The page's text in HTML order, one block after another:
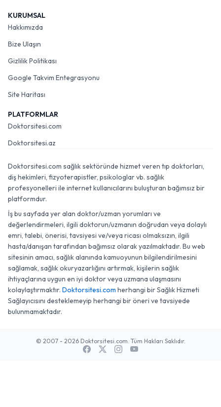
KURUMSAL
Hakkımızda
Bize Ulaşın
Gizlilik Politikası
Google Takvim Entegrasyonu
Site Haritası
PLATFORMLAR
Doktorsitesi.com
Doktorsitesi.az
Doktorsitesi.com sağlık sektöründe hizmet veren tıp doktorları,
diş hekimleri, fizyoterapistler, psikologlar vb. sağlık
profesyonelleri ile internet kullanıcılarını buluşturan bağımsız bir
platformdur.
İş bu sayfada yer alan doktor/uzman yorumları ve
değerlendirmeleri, ilgili doktorun/uzmanın doğrudan veya dolaylı
emri, talebi, önerisi, tavsiyesi ve/veya ricası olmaksızın, ilgili
hasta/danışan tarafından bağımsız olarak yazılmaktadır. Bu web
sitesinin amacı, sağlık alanında kamuoyunun bilgilendirilmesini
sağlamak, sağlık okuryazarlığını artırmak, kişilerin sağlık
ihtiyaçlarına uygun en iyi doktor veya uzmana ulaşmasını
kolaylaştırmaktır. Doktorsitesi.com herhangi bir Sağlık Hizmeti
Sağlayıcısını desteklemeyip herhangi bir öneri ve tavsiyede
bulunmamaktadır.
© 2007 - 2026 Doktorsitesi.com. Tüm Hakları Saklıdır.